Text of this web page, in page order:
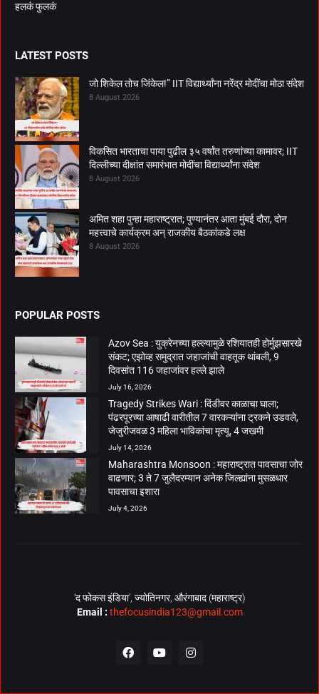
हलकं फुलकं
LATEST POSTS
जो शिकेल तोच जिंकेल!” IIT विद्यार्थ्यांना नरेंद्र मोदींचा मोठा संदेश
8 August 2026
विकसित भारताचा पाया पुढील ३५ वर्षांत तरुणांच्या कामावर; IIT
दिल्लीच्या दीक्षांत समारंभात मोदींचा विद्यार्थ्यांना संदेश
8 August 2026
अमित शहा पुन्हा महाराष्ट्रात; पुण्यानंतर आता मुंबई दौरा, दोन
महत्त्वाचे कार्यक्रम अन् राजकीय बैठकांकडे लक्ष
8 August 2026
POPULAR POSTS
Azov Sea : युक्रेनच्या हल्ल्यामुळे रशियातही होर्मुझसारखे
संकट; एझोव्ह समुद्रात जहाजांची वाहतूक थांबली, 9
दिवसांत 116 जहाजांवर हल्ले झाले
July 16, 2026
Tragedy Strikes Wari : दिंडीवर काळाचा घाला;
पंढरपूरच्या आषाढी वारीतील 7 वारकऱ्यांना ट्रकने उडवले,
जेजुरीजवळ 3 महिला भाविकांचा मृत्यू, 4 जखमी
July 14, 2026
Maharashtra Monsoon : महाराष्ट्रात पावसाचा जोर
वाढणार; 3 ते 7 जुलैदरम्यान अनेक जिल्ह्यांना मुसळधार
पावसाचा इशारा
July 4, 2026
‘द फोकस इंडिया’, ज्योतिनगर, औरंगाबाद (महाराष्ट्र)
Email : thefocusindia123@gmail.com